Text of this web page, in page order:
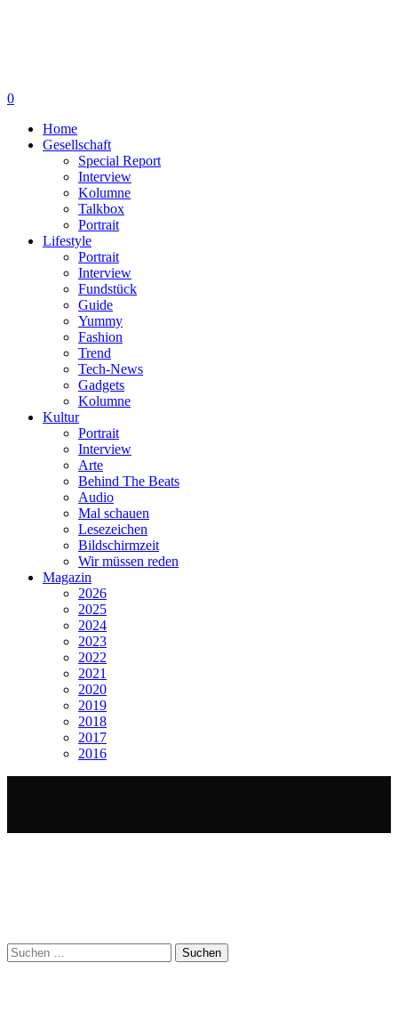
0
Home
Gesellschaft
Special Report
Interview
Kolumne
Talkbox
Portrait
Lifestyle
Portrait
Interview
Fundstück
Guide
Yummy
Fashion
Trend
Tech-News
Gadgets
Kolumne
Kultur
Portrait
Interview
Arte
Behind The Beats
Audio
Mal schauen
Lesezeichen
Bildschirmzeit
Wir müssen reden
Magazin
2026
2025
2024
2023
2022
2021
2020
2019
2018
2017
2016
Suchen
nach: